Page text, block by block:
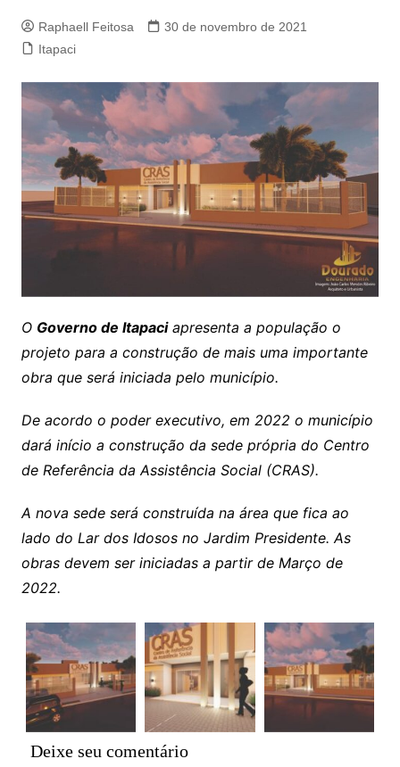
Raphaell Feitosa
30 de novembro de 2021
Itapaci
O Governo de Itapaciapresenta a população o
projeto para a construção de mais uma importante
obra que será iniciada pelo município.
De acordo o poder executivo, em 2022 o município
dará início a construção da sede própria do Centro
de Referência da Assistência Social (CRAS).
A nova sede será construída na área que fica ao
lado do Lar dos Idosos no Jardim Presidente. As
obras devem ser iniciadas a partir de Março de
2022.
Deixe seu comentário